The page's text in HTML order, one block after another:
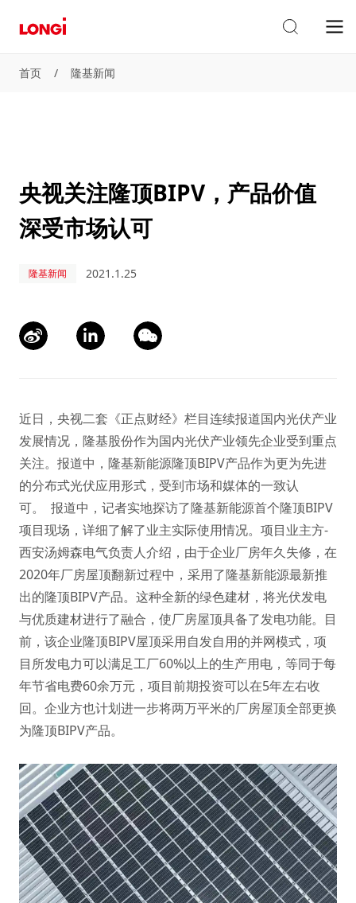
首页 / 隆基新闻
央视关注隆顶BIPV，产品价值
深受市场认可
隆基新闻 2021.1.25
近日，央视二套《正点财经》栏目连续报道国内光伏产业
发展情况，隆基股份作为国内光伏产业领先企业受到重点
关注。报道中，隆基新能源隆顶BIPV产品作为更为先进
的分布式光伏应用形式，受到市场和媒体的一致认
可。 报道中，记者实地探访了隆基新能源首个隆顶BIPV
项目现场，详细了解了业主实际使用情况。项目业主方-
西安汤姆森电气负责人介绍，由于企业厂房年久失修，在
2020年厂房屋顶翻新过程中，采用了隆基新能源最新推
出的隆顶BIPV产品。这种全新的绿色建材，将光伏发电
与优质建材进行了融合，使厂房屋顶具备了发电功能。目
前，该企业隆顶BIPV屋顶采用自发自用的并网模式，项
目所发电力可以满足工厂60%以上的生产用电，等同于每
年节省电费60余万元，项目前期投资可以在5年左右收
回。企业方也计划进一步将两万平米的厂房屋顶全部更换
为隆顶BIPV产品。